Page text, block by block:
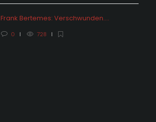
Frank Bertemes: Verschwunden….
0 728